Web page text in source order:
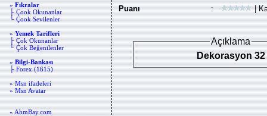
»Fıkralar
├ Çook Okunanlar
└ Çook Sevilenler
»Yemek Tarifleri
├ Çok Okunanlar
└ Çok Beğenilenler
»Bilgi-Bankası
├ Forex (1615)
» Msn ifadeleri
» Msn Avatar
« AhmBay.com
Puanı : |
Açıklama
Dekorasyon 32